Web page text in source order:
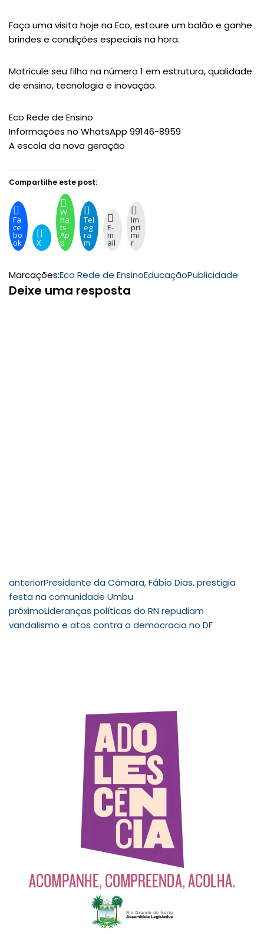
Faça uma visita hoje na Eco, estoure um balão e ganhe
brindes e condições especiais na hora.
Matricule seu filho na número 1 em estrutura, qualidade
de ensino, tecnologia e inovação.
Eco Rede de Ensino
Informações no WhatsApp 99146-8959
A escola da nova geração
Compartilhe este post:
Fa
ce
bo
ok X
W
ha
ts
Ap
p
Tel
eg
ra
m
E-
m
ail
Im
pri
mi
r
Marcações:Eco Rede de EnsinoEducaçãoPublicidade
Deixe uma resposta
anteriorPresidente da Câmara, Fábio Dias, prestigia
festa na comunidade Umbu
próximoLideranças políticas do RN repudiam
vandalismo e atos contra a democracia no DF